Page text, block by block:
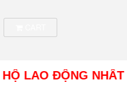
LAO ĐỘNG NHÂT